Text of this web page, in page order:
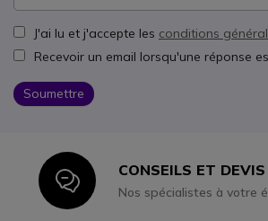
J'ai lu et j'accepte les conditions
Recevoir un email lorsqu'une réponse
Soumettre
IconCONSEILS ET DEVIS
Nos spécialistes à votre